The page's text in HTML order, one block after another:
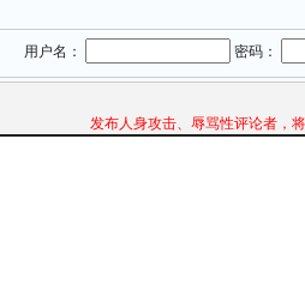
用户名： 密码：
发布人身攻击、辱骂性评论者，